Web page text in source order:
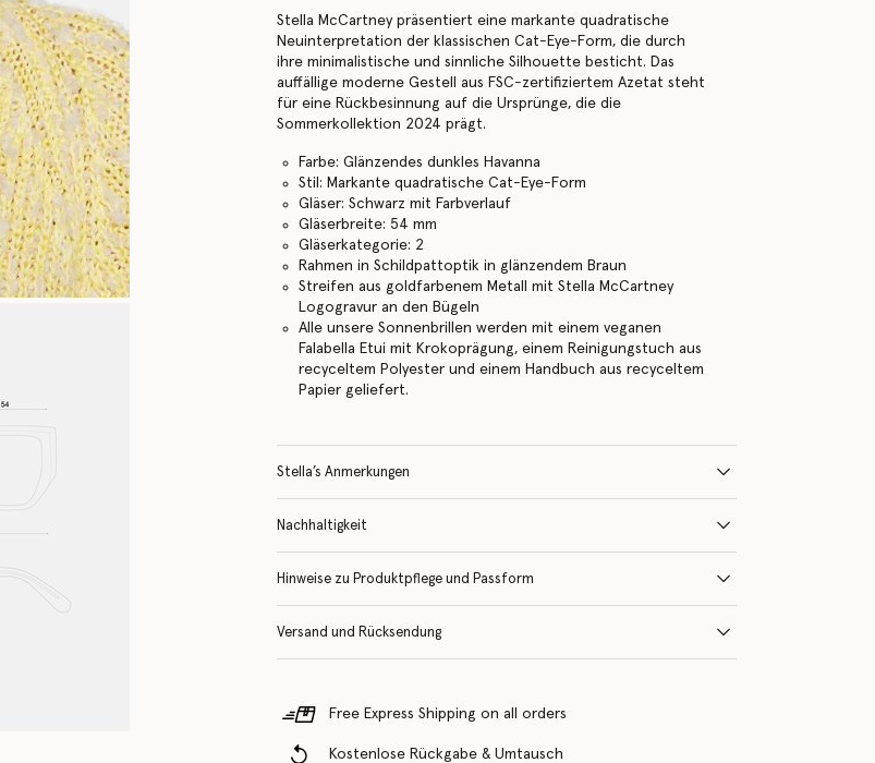
Stella McCartney präsentiert eine markante quadratische
Neuinterpretation der klassischen Cat-Eye-Form, die durch
ihre minimalistische und sinnliche Silhouette besticht. Das
auffällige moderne Gestell aus FSC-zertifiziertem Azetat steht
für eine Rückbesinnung auf die Ursprünge, die die
Sommerkollektion 2024 prägt.
Farbe: Glänzendes dunkles Havanna
Stil: Markante quadratische Cat-Eye-Form
Gläser: Schwarz mit Farbverlauf
Gläserbreite: 54 mm
Gläserkategorie: 2
Rahmen in Schildpattoptik in glänzendem Braun
Streifen aus goldfarbenem Metall mit Stella McCartney
Logogravur an den Bügeln
Alle unsere Sonnenbrillen werden mit einem veganen
Falabella Etui mit Krokoprägung, einem Reinigungstuch aus
recyceltem Polyester und einem Handbuch aus recyceltem
Papier geliefert.
Stella’s Anmerkungen
Nachhaltigkeit
Hinweise zu Produktpflege und Passform
Versand und Rücksendung
Free Express Shipping on all orders
Kostenlose Rückgabe & Umtausch